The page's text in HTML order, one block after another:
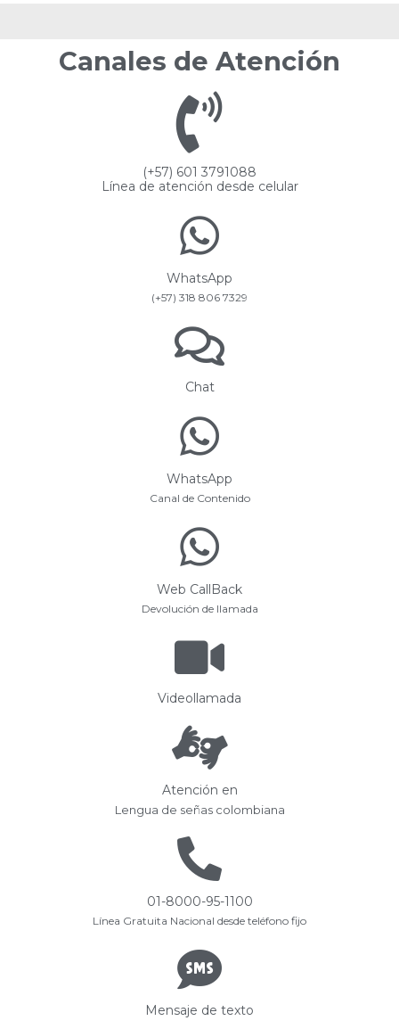
Canales de Atención
(+57) 601 3791088
Línea de atención desde celular
WhatsApp
(+57) 318 806 7329
Chat
WhatsApp
Canal de Contenido
Web CallBack
Devolución de llamada
Videollamada
Atención en
Lengua de señas colombiana
01-8000-95-1100
Línea Gratuita Nacional desde teléfono fijo
Mensaje de texto